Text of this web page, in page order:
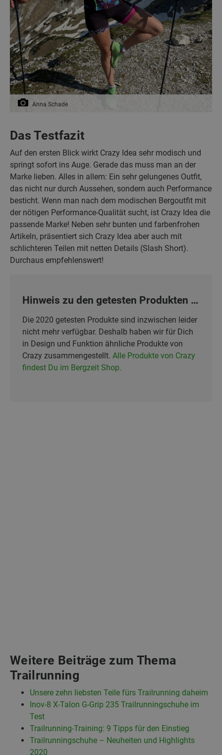
Anna Schade
Das Testfazit
Auf den ersten Blick wirkt Crazy Idea sehr modisch und
springt sofort ins Auge. Gerade das muss man an der
Marke lieben. Alles in allem: Ein sehr gelungenes Outfit,
das nicht nur durch Aussehen, sondern auch Performance
besticht. Wenn man nach dem modischen Bergoutfit mit
der nötigen Performance-Qualität sucht, ist Crazy Idea die
passende Marke! Neben sehr bunten und farbenfrohen
Artikeln, präsentiert sich Crazy Idea aber auch mit
schlichteren Teilen mit netten Details (Slash Short).
Durchaus empfehlenswert!
Hinweis zu den getesten Produkten …
Die 2020 getesten Produkte sind inzwischen leider
nicht mehr verfügbar. Deshalb haben wir für Dich
in Design und Funktion ähnliche Produkte von
Crazy zusammengestellt. Alle Produkte von Crazy
findest Du im Bergzeit Shop.
Weitere Beiträge zum Thema
Trailrunning
Unsere zehn liebsten Teile fürs Trailrunning daheim
Inov-8 X-Talon G-Grip 235 Trailrunningschuhe im
Test
Trailrunning-Training: 9 Tipps für den Einstieg
Trailrunningschuhe – Neuheiten und Highlights
2020